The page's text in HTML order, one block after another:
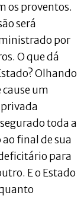
os proventos.
será
por
O que dá
Olhando
um
toda a
final de sua
para
E o Estado